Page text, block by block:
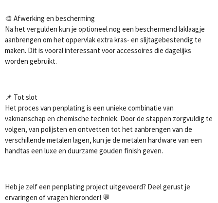
🎨 Afwerking en bescherming
Na het vergulden kun je optioneel nog een beschermend laklaagje
aanbrengen om het oppervlak extra kras- en slijtagebestendig te
maken. Dit is vooral interessant voor accessoires die dagelijks
worden gebruikt.
📌 Tot slot
Het proces van penplating is een unieke combinatie van
vakmanschap en chemische techniek. Door de stappen zorgvuldig te
volgen, van polijsten en ontvetten tot het aanbrengen van de
verschillende metalen lagen, kun je de metalen hardware van een
handtas een luxe en duurzame gouden finish geven.
Heb je zelf een penplating project uitgevoerd? Deel gerust je
ervaringen of vragen hieronder! 💬